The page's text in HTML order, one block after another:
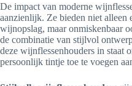
De impact van moderne
aanzienlijk. Ze bieden niet alleen
wijnopslag, maar onmiskenbaar
de combinatie van stijlvol
deze wijnflessenhouders in staat
persoonlijk tintje toe te voegen